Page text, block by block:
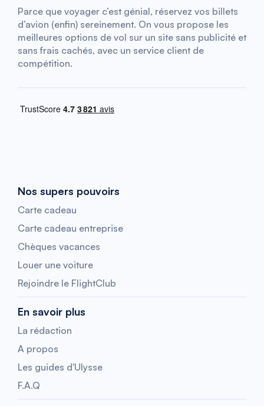
Parce que voyager c’est génial, réservez vos billets
d’avion (enfin) sereinement. On vous propose les
meilleures options de vol sur un site sans publicité et
sans frais cachés, avec un service client de
compétition.
Nos supers pouvoirs
Carte cadeau
Carte cadeau entreprise
Chèques vacances
Louer une voiture
Rejoindre le FlightClub
En savoir plus
La rédaction
A propos
Les guides d'Ulysse
F.A.Q